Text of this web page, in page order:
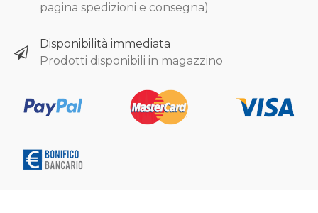
pagina spedizioni e consegna)
Disponibilità immediata
Prodotti disponibili in magazzino